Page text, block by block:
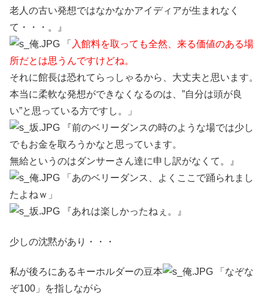
老人の古い発想ではなかなかアイディアが生まれなく
て・・・。』
「 入館料を取っても全然、来る価値のある場
所だとは思うんですけどね。
それに館長は恐れてらっしゃるから、大丈夫と思います。
本当に柔軟な発想ができなくなるのは、”自分は頭が良
い”と思っている方ですし。」
『前のベリーダンスの時のような場では少し
でもお金を取ろうかなと思っています。
無給というのはダンサーさん達に申し訳がなくて。』
「あのベリーダンス、よくここで踊られまし
たよねｗ」
『あれは楽しかったねぇ。』
少しの沈黙があり・・・
私が後ろにあるキーホルダーの豆本
「なぞな
ぞ100」を指しながら